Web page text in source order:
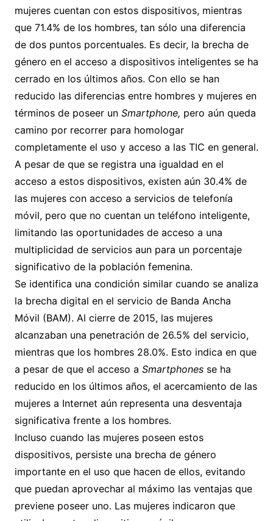
mujeres cuentan con estos dispositivos, mientras
que 71.4% de los hombres, tan sólo una diferencia
de dos puntos porcentuales. Es decir, la brecha de
género en el acceso a dispositivos inteligentes se ha
cerrado en los últimos años. Con ello se han
reducido las diferencias entre hombres y mujeres en
términos de poseer un Smartphone, pero aún queda
camino por recorrer para homologar
completamente el uso y acceso a las TIC en general.
A pesar de que se registra una igualdad en el
acceso a estos dispositivos, existen aún 30.4% de
las mujeres con acceso a servicios de telefonía
móvil, pero que no cuentan un teléfono inteligente,
limitando las oportunidades de acceso a una
multiplicidad de servicios aun para un porcentaje
significativo de la población femenina.
Se identifica una condición similar cuando se analiza
la brecha digital en el servicio de Banda Ancha
Móvil (BAM). Al cierre de 2015, las mujeres
alcanzaban una penetración de 26.5% del servicio,
mientras que los hombres 28.0%. Esto indica en que
a pesar de que el acceso a Smartphonesse ha
reducido en los últimos años, el acercamiento de las
mujeres a Internet aún representa una desventaja
significativa frente a los hombres.
Incluso cuando las mujeres poseen estos
dispositivos, persiste una brecha de género
importante en el uso que hacen de ellos, evitando
que puedan aprovechar al máximo las ventajas que
previene poseer uno. Las mujeres indicaron que